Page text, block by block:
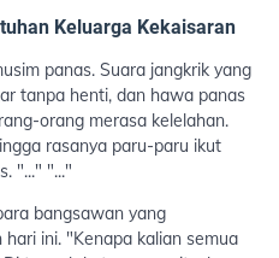
Keluarga Kekaisaran
panas. Suara jangkrik yang
tanpa henti, dan hawa panas
orang merasa kelelahan.
rasanya paru-paru ikut
"..." "..."
bangsawan yang
ini. "Kenapa kalian semua